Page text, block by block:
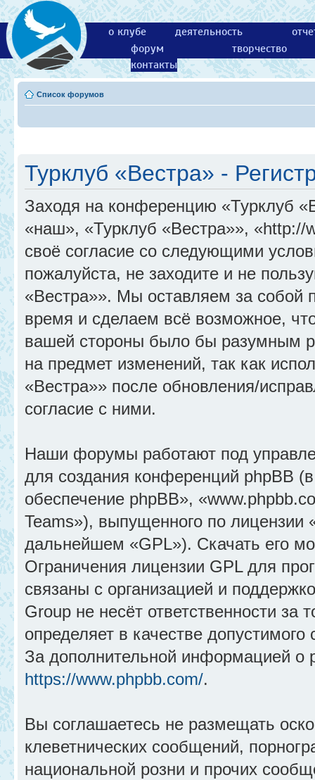
о клубе деятельность
форум
творчество
контакты
Список форумов
Турклуб «Вестра» -
Заходя на конференцию «Турклуб
«наш», «Турклуб «Вестра»»,
своё согласие со следующими
пожалуйста, не заходите и не
«Вестра»». Мы оставляем за собой
время и сделаем всё возможное,
вашей стороны было бы разумным
на предмет изменений, так как
«Вестра»» после обновления/
согласие с ними.
Наши форумы работают под
для создания конференций phpBB
обеспечение phpBB»,
Teams»), выпущенного по лицензии
дальнейшем «GPL»). Скачать его
Ограничения лицензии GPL для
связаны с организацией и
Group не несёт ответственности
определяет в качестве
За дополнительной информацией о
https://www.phpbb.com/.
Вы соглашаетесь не размещать
клеветнических сообщений,
национальной розни и прочих